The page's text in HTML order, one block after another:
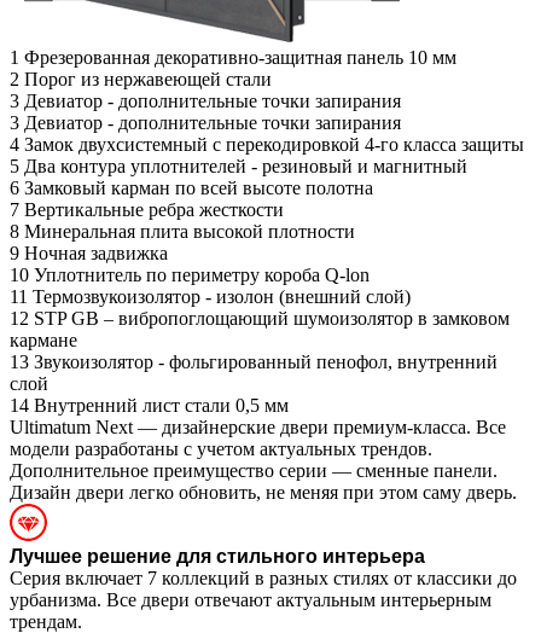
1 Фрезерованная декоративно-защитная панель 10 мм
2 Порог из нержавеющей стали
3 Девиатор - дополнительные точки запирания
3 Девиатор - дополнительные точки запирания
4 Замок двухсистемный с перекодировкой 4-го класса защиты
5 Два контура уплотнителей - резиновый и магнитный
6 Замковый карман по всей высоте полотна
7 Вертикальные ребра жесткости
8 Минеральная плита высокой плотности
9 Ночная задвижка
10 Уплотнитель по периметру короба Q-lon
11 Термозвукоизолятор - изолон (внешний слой)
12 STP GB – вибропоглощающий шумоизолятор в замковом
кармане
13 Звукоизолятор - фольгированный пенофол, внутренний
слой
14 Внутренний лист стали 0,5 мм
Ultimatum Next — дизайнерские двери премиум-класса. Все
модели разработаны с учетом актуальных трендов.
Дополнительное преимущество серии — сменные панели.
Дизайн двери легко обновить, не меняя при этом саму дверь.
Лучшее решение для стильного интерьера
Серия включает 7 коллекций в разных стилях от классики до
урбанизма. Все двери отвечают актуальным интерьерным
трендам.